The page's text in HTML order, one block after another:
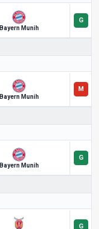
Bayern Munih
Bayern Munih
Bayern Munih